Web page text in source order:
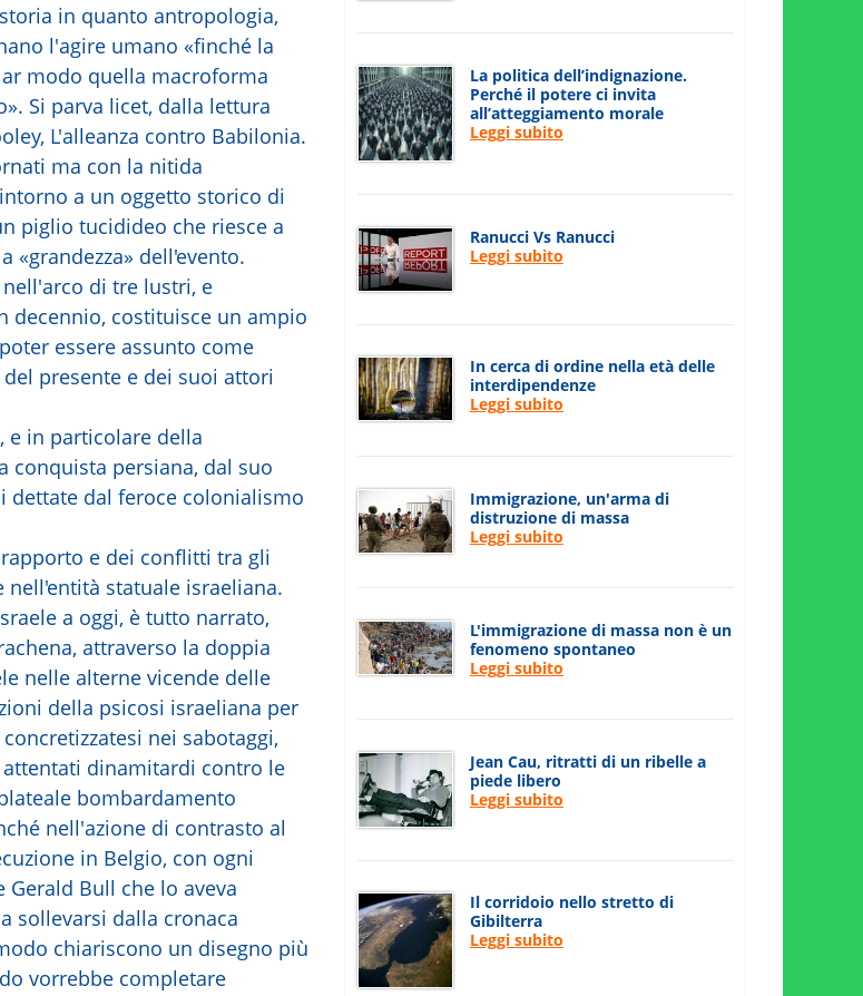
in quanto antropologia,
l'agire umano «finché la
modo quella macroforma
Si parva licet, dalla lettura
L'alleanza contro Babilonia.
ma con la nitida
a un oggetto storico di
piglio tucidideo che riesce a
«grandezza» dell'evento.
di tre lustri, e
decennio, costituisce un ampio
essere assunto come
presente e dei suoi attori
e in particolare della
conquista persiana, dal suo
dal feroce colonialismo
e dei conflitti tra gli
statuale israeliana.
a oggi, è tutto narrato,
attraverso la doppia
nelle alterne vicende delle
della psicosi israeliana per
nei sabotaggi,
dinamitardi contro le
bombardamento
nell'azione di contrasto al
in Belgio, con ogni
Bull che lo aveva
sollevarsi dalla cronaca
chiariscono un disegno più
vorrebbe completare
La politica dell’indignazione.
Perché il potere ci invita
all’atteggiamento morale
Leggi subito
Ranucci Vs Ranucci
Leggi subito
In cerca di ordine nella età delle
interdipendenze
Leggi subito
Immigrazione, un'arma di
distruzione di massa
Leggi subito
L'immigrazione di massa non è un
fenomeno spontaneo
Leggi subito
Jean Cau, ritratti di un ribelle a
piede libero
Leggi subito
Il corridoio nello stretto di
Gibilterra
Leggi subito